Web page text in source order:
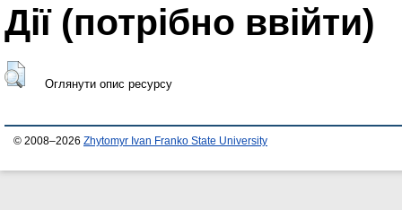
Дії ​​(потрібно ввійти)
Оглянути опис ресурсу
© 2008–2026 Zhytomyr Ivan Franko State University